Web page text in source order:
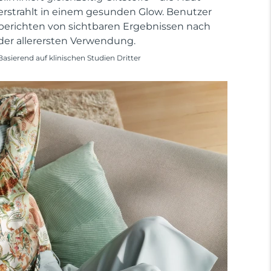
in einem gesunden Glow. Benutzer
von sichtbaren Ergebnissen nach
allerersten Verwendung.
auf klinischen Studien Dritter